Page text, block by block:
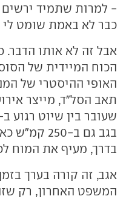
- למרות שתמיד
כבר לא באמת שומט
אבל זה לא אותו הדבר.
הכוח המיידית של
האופי ההיסטרי של
תאב הסל"ד, מייצר
בגב גם ב-
בדרך, מעיף את המוח
אגב, זה קורה בערך
המשפט האחרון, רק